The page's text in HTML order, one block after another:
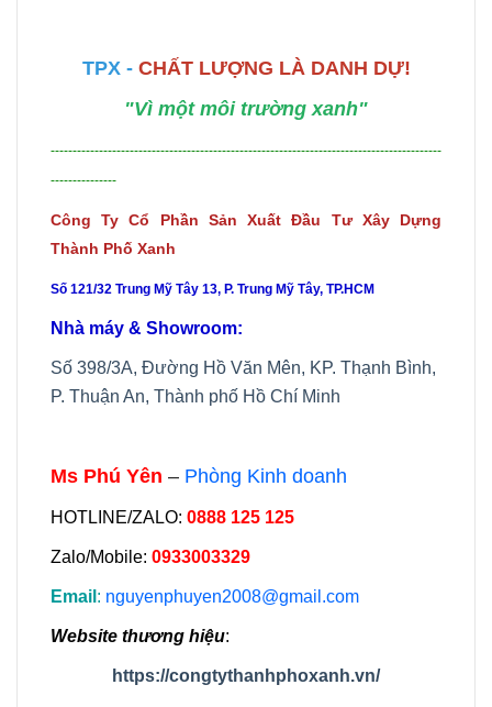
TPX - CHẤT LƯỢNG LÀ DANH DỰ!
"Vì một môi trường xanh"
-----------------------------------------------------------------------------------------
---------------
Công Ty Cổ Phần Sản Xuất Đầu Tư Xây Dựng
Thành Phố Xanh
Số 121/32 Trung Mỹ Tây 13, P. Trung Mỹ Tây, TP.HCM
Nhà máy & Showroom:
Số 398/3A, Đường Hồ Văn Mên, KP. Thạnh Bình,
P. Thuận An, Thành phố Hồ Chí Minh
Ms Phú Yên – Phòng Kinh doanh
HOTLINE/ZALO: 0888 125 125
Zalo/Mobile: 0933003329
Email : nguyenphuyen2008@gmail.com
Website thương hiệu:
https://congtythanhphoxanh.vn/